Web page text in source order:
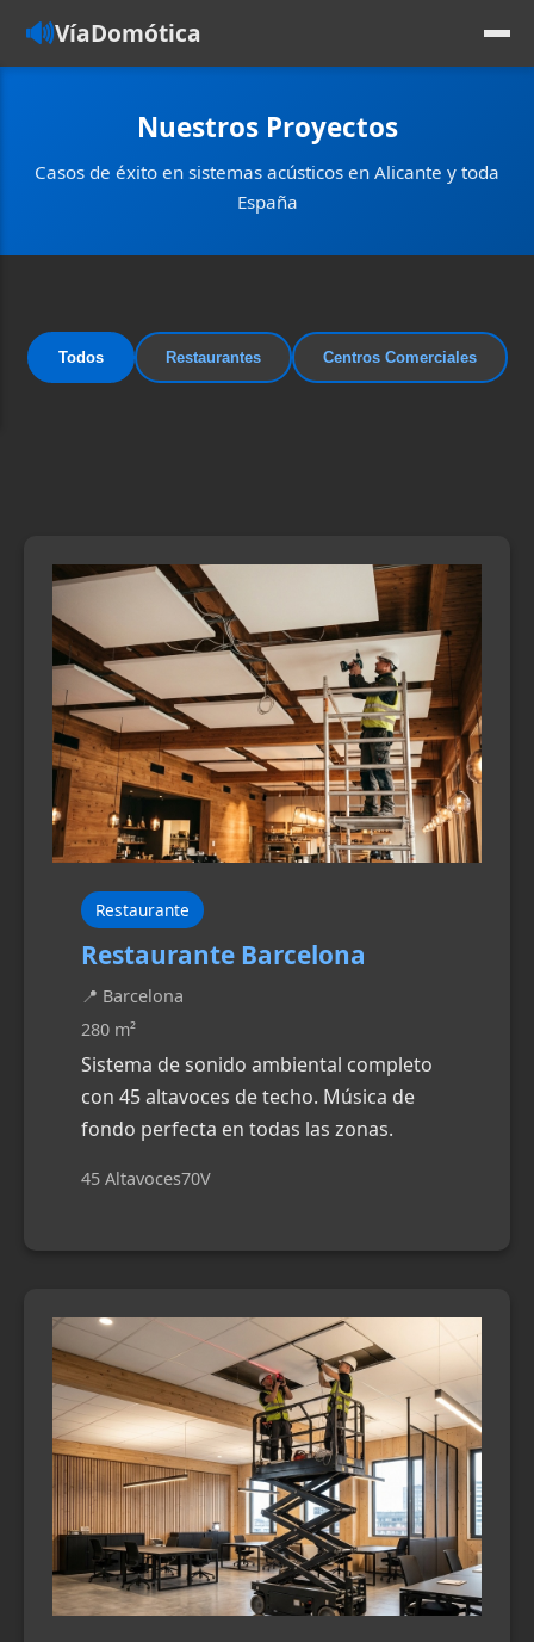
🔊VíaDomótica
Nuestros Proyectos
Casos de éxito en sistemas acústicos en Alicante y toda
España
Todos Restaurantes Centros Comerciales
Restaurante
Restaurante Barcelona
📍 Barcelona
280 m²
Sistema de sonido ambiental completo
con 45 altavoces de techo. Música de
fondo perfecta en todas las zonas.
45 Altavoces70V